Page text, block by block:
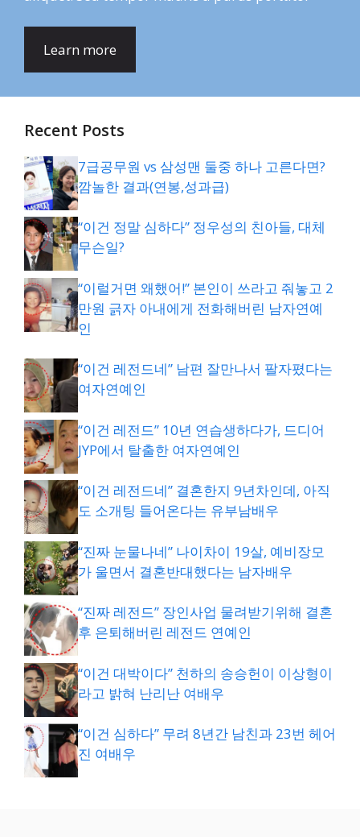
Learn more
Recent Posts
7급공무원 vs 삼성맨 둘중 하나 고른다면?
깜놀한 결과(연봉,성과급)
“이건 정말 심하다” 정우성의 친아들, 대체
무슨일?
“이럴거면 왜했어!” 본인이 쓰라고 줘놓고 2
만원 긁자 아내에게 전화해버린 남자연예
인
“이건 레전드네” 남편 잘만나서 팔자폈다는
여자연예인
“이건 레전드” 10년 연습생하다가, 드디어
JYP에서 탈출한 여자연예인
“이건 레전드네” 결혼한지 9년차인데, 아직
도 소개팅 들어온다는 유부남배우
“진짜 눈물나네” 나이차이 19살, 예비장모
가 울면서 결혼반대했다는 남자배우
“진짜 레전드” 장인사업 물려받기위해 결혼
후 은퇴해버린 레전드 연예인
“이건 대박이다” 천하의 송승헌이 이상형이
라고 밝혀 난리난 여배우
“이건 심하다” 무려 8년간 남친과 23번 헤어
진 여배우